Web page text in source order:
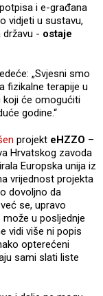
i e-građana
vidjeti u sustavu,
- ostaje
„Svjesni smo
fizikalne terapije u
koji će omogućiti
godine.“
projekt eHZZO –
Hrvatskog zavoda
Europska unija iz
vrijednost projekta
dovoljno da
se, upravo
u posljednje
vidi više ni popis
opterećeni
sami slati liste